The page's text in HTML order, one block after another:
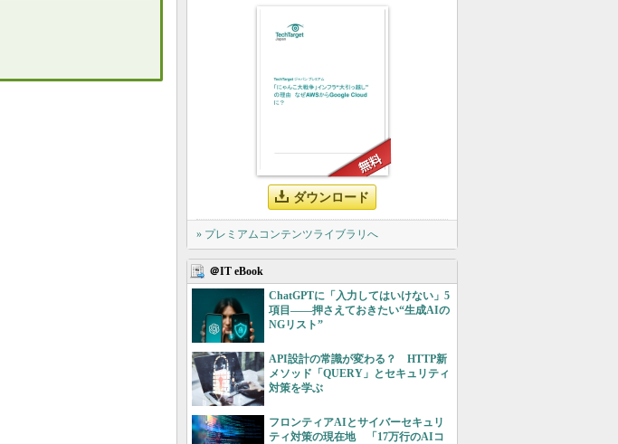
ダウンロード
» プレミアムコンテンツライブラリへ
＠IT eBook
ChatGPTに「入力してはいけない」5
項目――押さえておきたい“生成AIの
NGリスト”
API設計の常識が変わる？ HTTP新
メソッド「QUERY」とセキュリティ
対策を学ぶ
フロンティアAIとサイバーセキュリ
ティ対策の現在地 「17万行のAIコ